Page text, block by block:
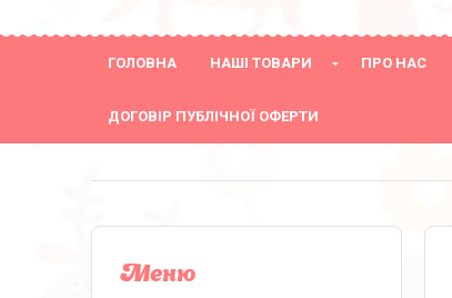
ГОЛОВНА НАШІ ТОВАРИ ПРО НАС
ДОГОВІР ПУБЛІЧНОЇ ОФЕРТИ